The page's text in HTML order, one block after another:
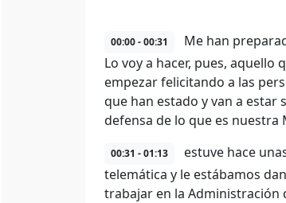
00:00 - 00:31
Me han
Lo voy a hacer, pues, aquello
empezar felicitando a las
que han estado y van a estar
defensa de lo que es nuestra
00:31 - 01:13
estuve hace
telemática y le estábamos
trabajar en la Administración